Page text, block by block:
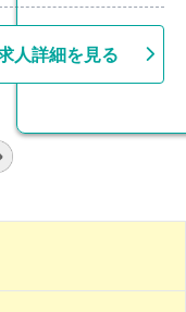
人詳細を見る